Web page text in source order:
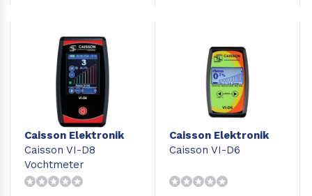
Caisson Elektronik
Caisson VI-D8
Vochtmeter
Caisson Elektronik
Caisson VI-D6